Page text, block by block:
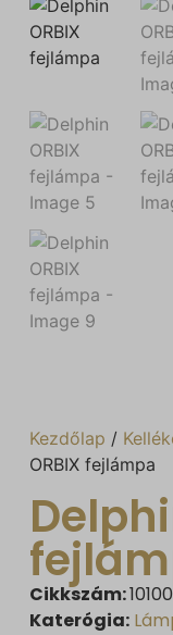
Kezdőlap /
ORBIX fejlámpa
Cikkszám:
Katerógia: